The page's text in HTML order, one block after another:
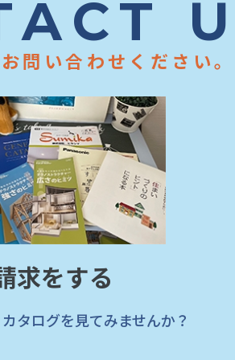
問い合わせください。
求をする
タログを見てみませんか？